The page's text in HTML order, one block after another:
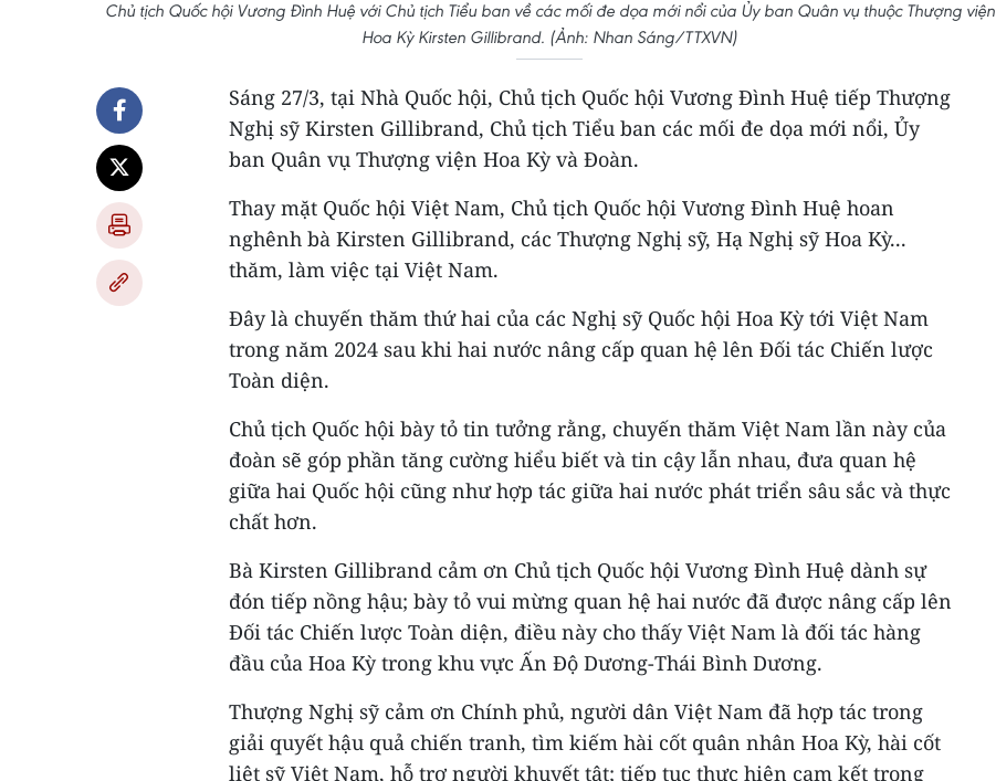
Chủ tịch Quốc hội Vương Đình Huệ với Chủ tịch Tiểu ban về các mối đe dọa mới nổi của Ủy ban Quân vụ thuộc Thượng viện
Hoa Kỳ Kirsten Gillibrand. (Ảnh: Nhan Sáng/TTXVN)
Sáng 27/3, tại Nhà Quốc hội, Chủ tịch Quốc hội Vương Đình Huệ tiếp Thượng
Nghị sỹ Kirsten Gillibrand, Chủ tịch Tiểu ban các mối đe dọa mới nổi, Ủy
ban Quân vụ Thượng viện Hoa Kỳ và Đoàn.
Thay mặt Quốc hội Việt Nam, Chủ tịch Quốc hội Vương Đình Huệ hoan
nghênh bà Kirsten Gillibrand, các Thượng Nghị sỹ, Hạ Nghị sỹ Hoa Kỳ...
thăm, làm việc tại Việt Nam.
Đây là chuyến thăm thứ hai của các Nghị sỹ Quốc hội Hoa Kỳ tới Việt Nam
trong năm 2024 sau khi hai nước nâng cấp quan hệ lên Đối tác Chiến lược
Toàn diện.
Chủ tịch Quốc hội bày tỏ tin tưởng rằng, chuyến thăm Việt Nam lần này của
đoàn sẽ góp phần tăng cường hiểu biết và tin cậy lẫn nhau, đưa quan hệ
giữa hai Quốc hội cũng như hợp tác giữa hai nước phát triển sâu sắc và thực
chất hơn.
Bà Kirsten Gillibrand cảm ơn Chủ tịch Quốc hội Vương Đình Huệ dành sự
đón tiếp nồng hậu; bày tỏ vui mừng quan hệ hai nước đã được nâng cấp lên
Đối tác Chiến lược Toàn diện, điều này cho thấy Việt Nam là đối tác hàng
đầu của Hoa Kỳ trong khu vực Ấn Độ Dương-Thái Bình Dương.
Thượng Nghị sỹ cảm ơn Chính phủ, người dân Việt Nam đã hợp tác trong
giải quyết hậu quả chiến tranh, tìm kiếm hài cốt quân nhân Hoa Kỳ, hài cốt
liệt sỹ Việt Nam, hỗ trợ người khuyết tật; tiếp tục thực hiện cam kết trong